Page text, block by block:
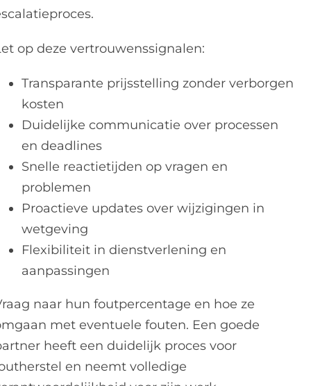
op deze vertrouwenssignalen:
Transparante prijsstelling zonder verborgen
kosten
Duidelijke communicatie over processen
en deadlines
Snelle reactietijden op vragen en
problemen
Proactieve updates over wijzigingen in
wetgeving
Flexibiliteit in dienstverlening en
aanpassingen
naar hun foutpercentage en hoe ze
met eventuele fouten. Een goede
heeft een duidelijk proces voor
en neemt volledige